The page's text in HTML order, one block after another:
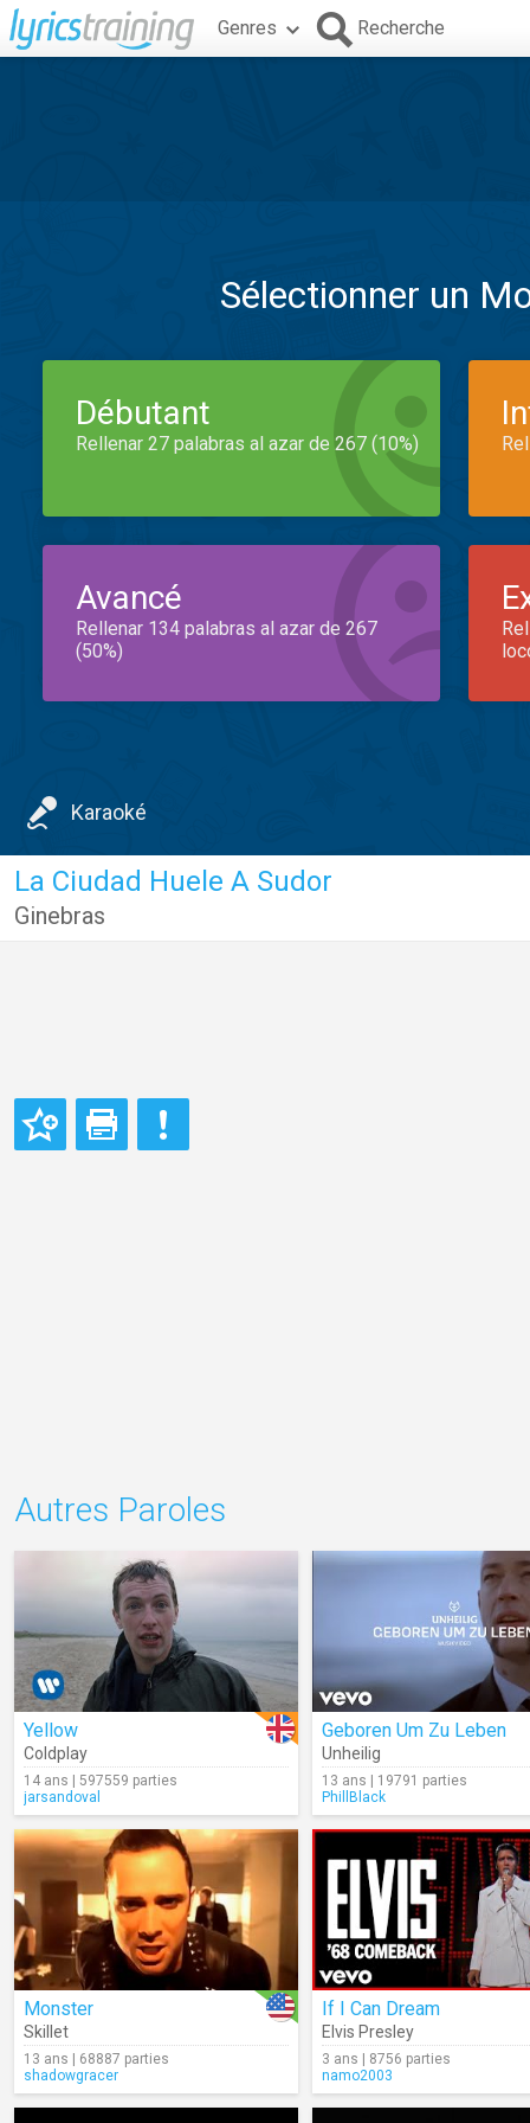
Genres Recherche
Sélectionner un
Débutant
Rellenar 27 palabras al azar de 267 (10%)
Avancé
Rellenar 134 palabras al azar de 267
(50%)
Karaoké
La Ciudad Huele A Sudor
Ginebras
Autres Paroles
Yellow
Coldplay
14 ans | 597559 parties
jarsandoval
Geboren Um Zu Leben
Unheilig
13 ans | 19791 parties
PhillBlack
Monster
Skillet
13 ans | 68887 parties
shadowgracer
If I Can Dream
Elvis Presley
3 ans | 8756 parties
namo2003